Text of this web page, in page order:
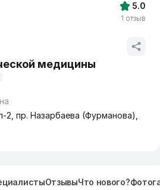
медицины
пр. Назарбаева (Фурманова),
5.0
1 отзыв
ОтзывыЧто нового?